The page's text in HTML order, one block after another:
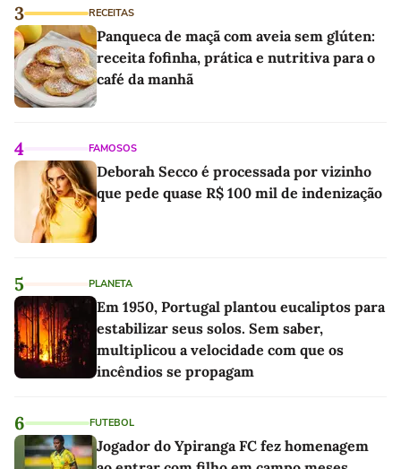
3 RECEITAS
Panqueca de maçã com aveia sem glúten:
receita fofinha, prática e nutritiva para o
café da manhã
4 FAMOSOS
Deborah Secco é processada por vizinho
que pede quase R$ 100 mil de indenização
5 PLANETA
Em 1950, Portugal plantou eucaliptos para
estabilizar seus solos. Sem saber,
multiplicou a velocidade com que os
incêndios se propagam
6 FUTEBOL
Jogador do Ypiranga FC fez homenagem